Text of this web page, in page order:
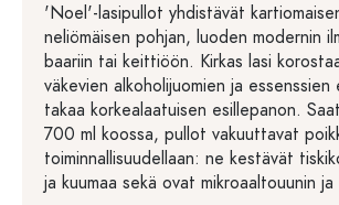
'Noel'-lasipullot yhdistävät
neliömäisen pohjan, luoden modernin
baariin tai keittiöön. Kirkas lasi
väkevien alkoholijuomien ja essenssien
takaa korkealaatuisen esillepanon.
700 ml koossa, pullot vakuuttavat
toiminnallisuudellaan: ne kestävät
ja kuumaa sekä ovat mikroaaltouunin